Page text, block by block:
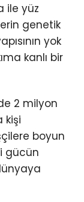
ile yüz
genetik
yok
kanlı bir
2 milyon
kişi
boyun
gücün